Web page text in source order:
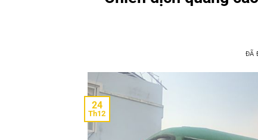
ĐÃ
24
Th12